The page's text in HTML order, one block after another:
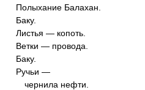
Полыхание Балахан.
Баку.
Листья — копоть.
Ветки — провода.
Баку.
Ручьи —
чернила нефти.